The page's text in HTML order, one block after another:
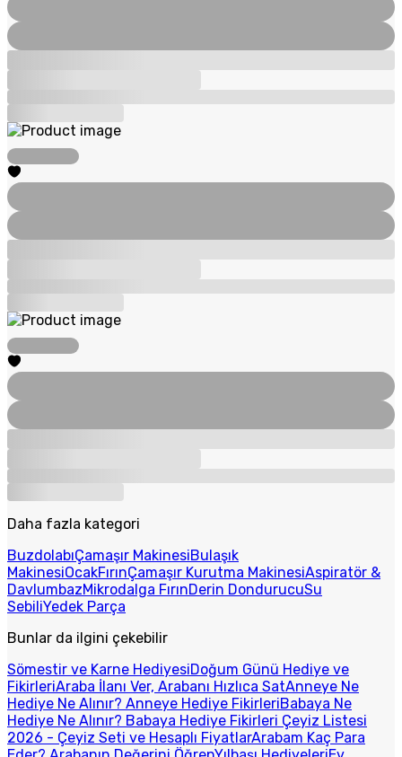
Daha fazla kategori
BuzdolabıÇamaşır MakinesiBulaşık
MakinesiOcakFırınÇamaşır Kurutma MakinesiAspiratör &
DavlumbazMikrodalga FırınDerin DondurucuSu
SebiliYedek Parça
Bunlar da ilgini çekebilir
Sömestir ve Karne HediyesiDoğum Günü Hediye ve
FikirleriAraba İlanı Ver, Arabanı Hızlıca SatAnneye Ne
Hediye Ne Alınır? Anneye Hediye FikirleriBabaya Ne
Hediye Ne Alınır? Babaya Hediye Fikirleri Çeyiz Listesi
2026 - Çeyiz Seti ve Hesaplı FiyatlarArabam Kaç Para